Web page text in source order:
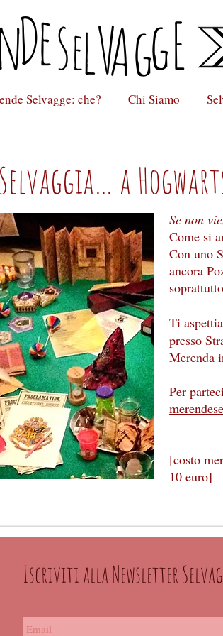
Selvagge: che? Chi Siamo
DeselVAggE
a
Se non
Come si
Con uno
ancora
Ti
presso
Merenda
Per
[costo
10 euro]
Iscriviti alla Newsletter